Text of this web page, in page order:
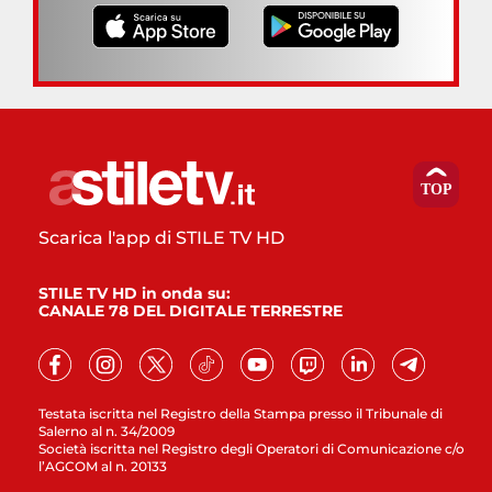
Testata iscritta nel Registro della Stampa presso il Tribunale di
Salerno al n. 34/2009
Società iscritta nel Registro degli Operatori di Comunicazione c/o
l’AGCOM al n. 20133
Scarica l'app di STILE TV HD
STILE TV HD in onda su:
CANALE 78 DEL DIGITALE TERRESTRE